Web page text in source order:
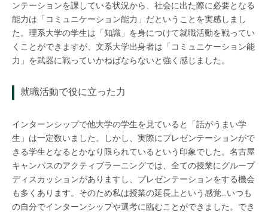
ンテーションを課している状況から、社会に出た際に必要となる
能力は「コミュニケーション能力」だということを実感しまし
た。理系大学の学生は「知識」を身につけて就職活動を戦ってい
くことができますが、文系大学出身者は「コミュニケーション能
力」を武器に戦っていかねばならないと強く感じました。
就職活動で役に立った力
インターンシップで他大学の学生を見ていると「話がうまい学
生」は一定数いました。しかし、実際にプレゼンテーションがで
きる学生となるとかなり限られているという印象でした。名古屋
キャンパスのアクティブラーニングでは、全ての授業にグループ
ディスカッションがありますし、プレゼンテーションをする機会
も多くあります。そのため私は授業の延長上という感覚…いつも
の自分でインターンシップや選考に臨むことができました。でき